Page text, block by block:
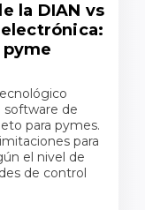
la DIAN vs
software de
para pymes.
para
el nivel de
de control